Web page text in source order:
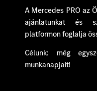
A Mercedes PRO az
ajánlatunkat és
platformon foglalja
Célunk: még
munkanapjait!